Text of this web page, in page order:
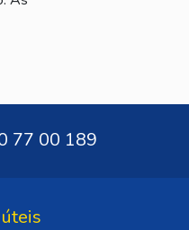
77 00 189
úteis